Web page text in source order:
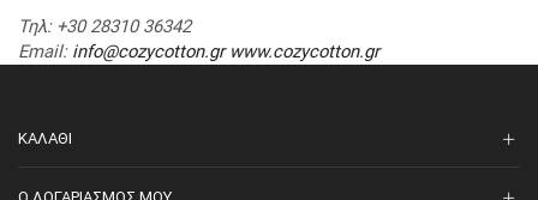
Τηλ: +30 28310 36342
Email: info@cozycotton.gr www.cozycotton.gr
ΚΑΛΆΘΙ